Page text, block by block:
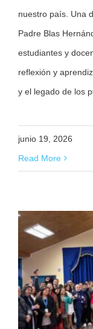
nuestro país. Una
Padre Blas
estudiantes y
reflexión y
y el legado de los
junio 19, 2026
Read More